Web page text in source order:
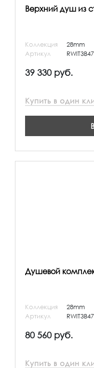
Верхний душ из
Коллекция
28mm
Артикул
39 330 руб.
Купить в один
Душевой
Коллекция
28mm
Артикул
80 560 руб.
Купить в один